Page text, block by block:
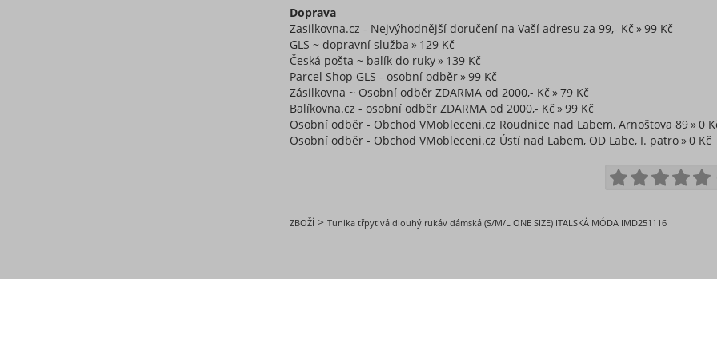
Doprava
Zasilkovna.cz - Nejvýhodnější doručení na Vaší adresu za 99,- Kč
99 Kč
GLS ~ dopravní služba
129 Kč
Česká pošta ~ balík do ruky
139 Kč
Parcel Shop GLS - osobní odběr
99 Kč
Zásilkovna ~ Osobní odběr ZDARMA od 2000,- Kč
79 Kč
Balíkovna.cz - osobní odběr ZDARMA od 2000,- Kč
99 Kč
Osobní odběr - Obchod VMobleceni.cz Roudnice nad Labem, Arnoštova 89
0
Osobní odběr - Obchod VMobleceni.cz Ústí nad Labem, OD Labe, I. patro
0 Kč
ZBOŽÍ > Tunika třpytivá dlouhý rukáv dámská (S/M/L ONE SIZE) ITALSKÁ MÓDA IMD251116